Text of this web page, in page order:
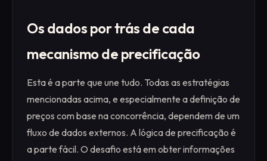
Os dados por trás de cada
mecanismo de precificação
Esta é a parte que une tudo. Todas as estratégias
mencionadas acima, e especialmente a definição de
preços com base na concorrência, dependem de um
fluxo de dados externos. A lógica de precificação é
a parte fácil. O desafio está em obter informações